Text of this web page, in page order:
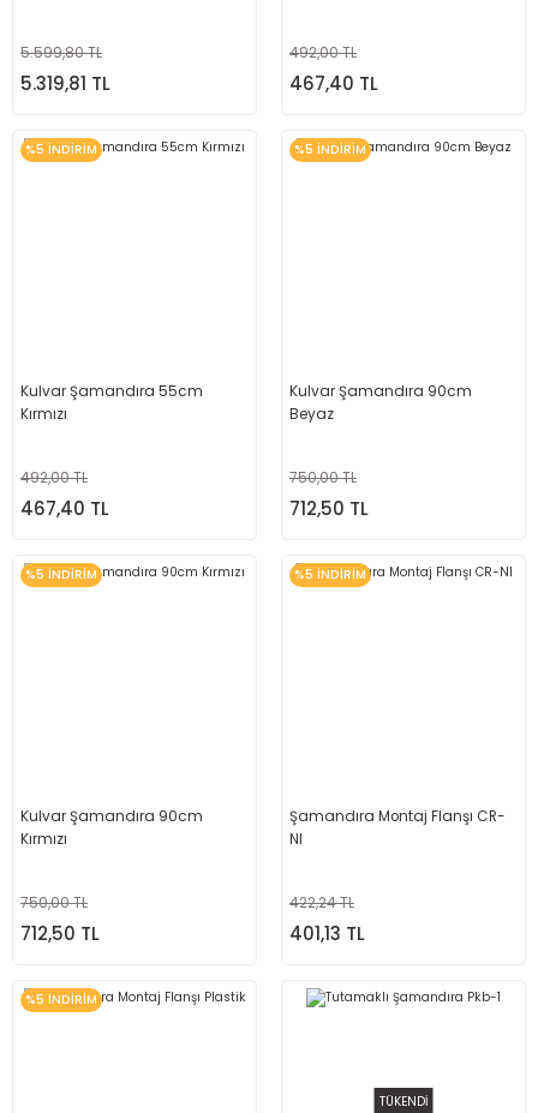
5.599,80 TL
5.319,81 TL
492,00 TL
467,40 TL
%5 İNDİRİM
Kulvar Şamandıra 55cm
Kırmızı
492,00 TL
467,40 TL
%5 İNDİRİM
Kulvar Şamandıra 90cm
Beyaz
750,00 TL
712,50 TL
%5 İNDİRİM
Kulvar Şamandıra 90cm
Kırmızı
750,00 TL
712,50 TL
%5 İNDİRİM
Şamandıra Montaj Flanşı CR-
NI
422,24 TL
401,13 TL
%5 İNDİRİM
TÜKENDİ